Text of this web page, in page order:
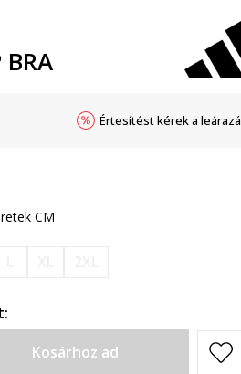
Értesítést kérek a
CM
Kosárhoz ad